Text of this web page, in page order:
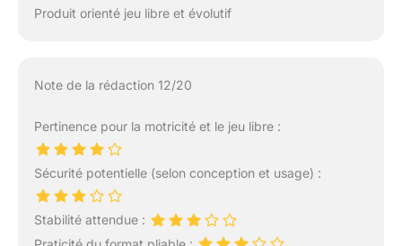
Produit orienté jeu libre et évolutif
Note de la rédaction 12/20
Pertinence pour la motricité et le jeu libre :
Sécurité potentielle (selon conception et usage) :
Stabilité attendue :